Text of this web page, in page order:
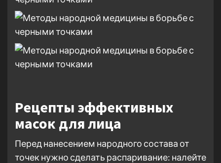
Рецепты эффективных
масок для лица
Перед нанесением народного состава от
точек нужно сделать распаривание: налейте